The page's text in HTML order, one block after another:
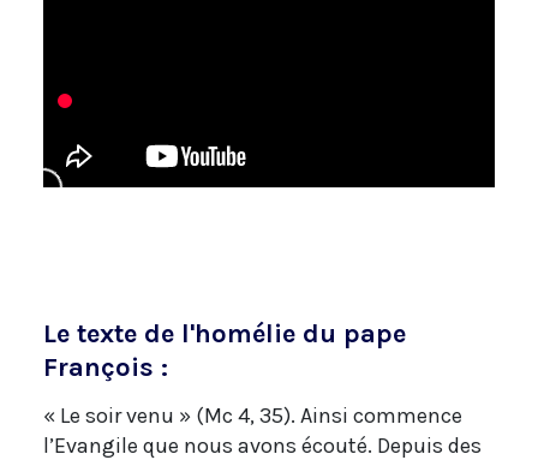
Le texte de l'homélie du pape
François :
« Le soir venu » (Mc 4, 35). Ainsi commence
l’Evangile que nous avons écouté. Depuis des